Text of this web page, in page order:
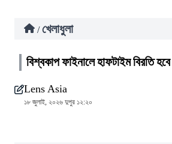
/ খেলাধুলা
বিশ্বকাপ ফাইনালে হাফটাইম বিরতি
Lens Asia
১৮ জুলাই, ২০২৬ দুপুর ১২:২০